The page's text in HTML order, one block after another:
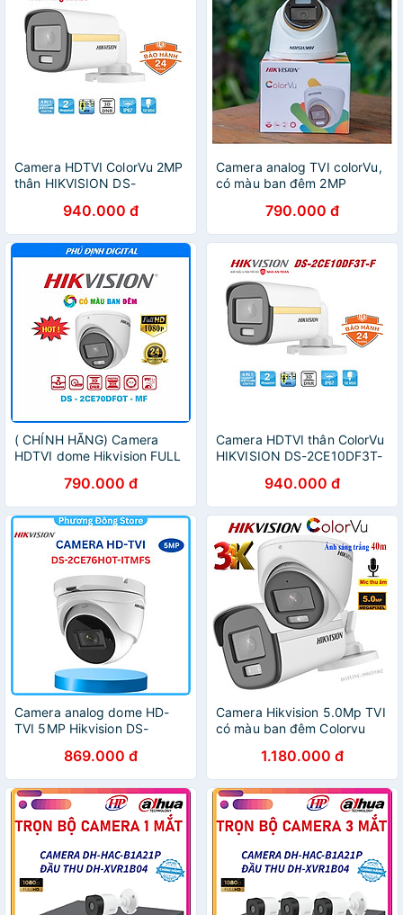
Camera HDTVI ColorVu 2MP
thân HIKVISION DS-
hãng Nhà An Toàn PP
940.000 đ
Camera analog TVI colorVu,
có màu ban đêm 2MP
MF ,hàng chính hãng
790.000 đ
( CHÍNH HÃNG) Camera
HDTVI dome Hikvision FULL
2CE70DF0T-MF - Hàng
Chính Hãng
790.000 đ
Camera HDTVI thân ColorVu
HIKVISION DS-2CE10DF3T-
hãng Nhà An Toàn PP
940.000 đ
Camera analog dome HD-
TVI 5MP Hikvision DS-
mic thu âm - Hàng chính
hãng
869.000 đ
Camera Hikvision 5.0Mp TVI
có màu ban đêm Colorvu
thanh-Hàng chính hãng
1.180.000 đ